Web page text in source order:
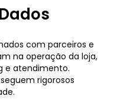
com parceiros e
na operação da loja,
e atendimento.
rigorosos